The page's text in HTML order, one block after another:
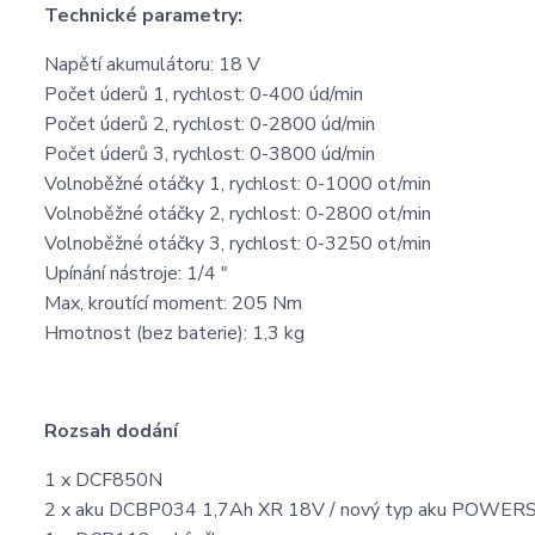
Technické parametry:
Napětí akumulátoru: 18 V
Počet úderů 1, rychlost: 0-400 úd/min
Počet úderů 2, rychlost: 0-2800 úd/min
Počet úderů 3, rychlost: 0-3800 úd/min
Volnoběžné otáčky 1, rychlost: 0-1000 ot/min
Volnoběžné otáčky 2, rychlost: 0-2800 ot/min
Volnoběžné otáčky 3, rychlost: 0-3250 ot/min
Upínání nástroje: 1/4 "
Max, kroutící moment: 205 Nm
Hmotnost (bez baterie): 1,3 kg
Rozsah dodání
1 x DCF850N
2 x aku DCBP034 1,7Ah XR 18V ​​/ nový typ aku